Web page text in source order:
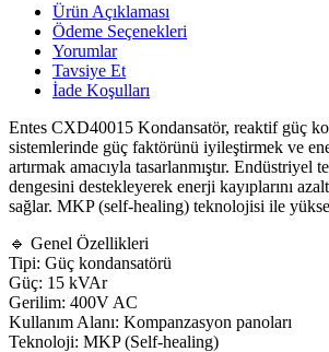
Ürün Açıklaması
Ödeme Seçenekleri
Yorumlar
Tavsiye Et
İade Koşulları
Entes CXD40015 Kondansatör, reaktif güç
sistemlerinde güç faktörünü iyileştirmek ve
artırmak amacıyla tasarlanmıştır. Endüstriyel
dengesini destekleyerek enerji kayıplarını
sağlar. MKP (self-healing) teknolojisi ile
🔹 Genel Özellikleri
Tipi: Güç kondansatörü
Güç: 15 kVAr
Gerilim: 400V AC
Kullanım Alanı: Kompanzasyon panoları
Teknoloji: MKP (Self-healing)